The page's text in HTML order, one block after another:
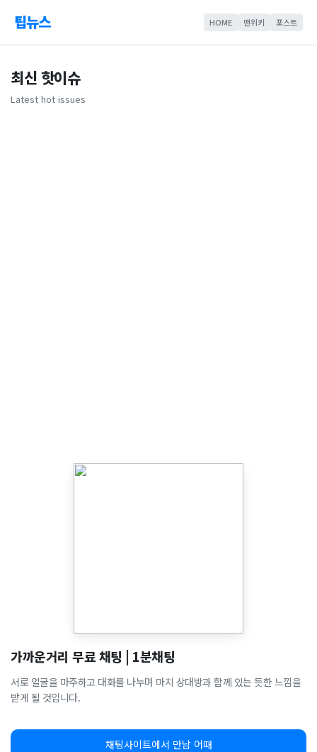
팁뉴스 HOME 맨위키 포스트
최신 핫이슈
Latest hot issues
가까운거리 무료 채팅 | 1분채팅
서로 얼굴을 마주하고 대화를 나누며 마치 상대방과 함께 있는 듯한 느낌을
받게 될 것입니다.
채팅사이트에서 만남 어때